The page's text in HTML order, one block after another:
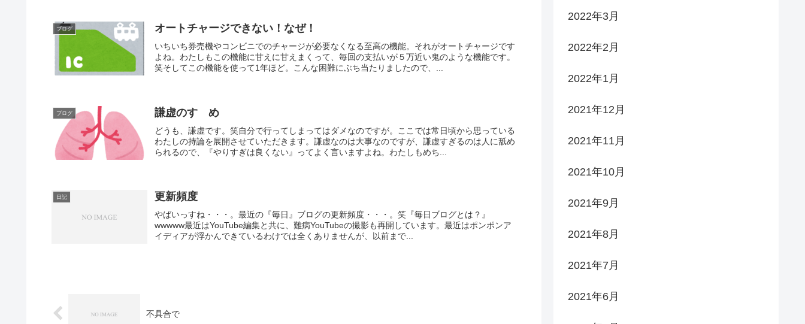
ブログ オートチャージできない！なぜ！
いちいち券売機やコンビニでのチャージが必要なくなる至高の機能。それがオートチャージです
よね。わたしもこの機能に甘えに甘えまくって、毎回の支払いが５万近い鬼のような機能です。
笑そしてこの機能を使って1年ほど。こんな困難にぶち当たりましたので、...
ブログ 謙虚のすゝめ
どうも、謙虚です。笑自分で行ってしまってはダメなのですが。ここでは常日頃から思っている
わたしの持論を展開させていただきます。謙虚なのは大事なのですが、謙虚すぎるのは人に舐め
られるので、『やりすぎは良くない』ってよく言いますよね。わたしもめち...
日記 更新頻度
やばいっすね・・・。最近の『毎日』ブログの更新頻度・・・。笑『毎日ブログとは？』
wwwww最近はYouTube編集と共に、難病YouTubeの撮影も再開しています。最近はポンポンア
イディアが浮かんできているわけでは全くありませんが、以前まで...
不具合で
2022年3月
2022年2月
2022年1月
2021年12月
2021年11月
2021年10月
2021年9月
2021年8月
2021年7月
2021年6月